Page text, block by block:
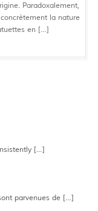
Paradoxalement,
la nature
en […]
[…]
parvenues de […]